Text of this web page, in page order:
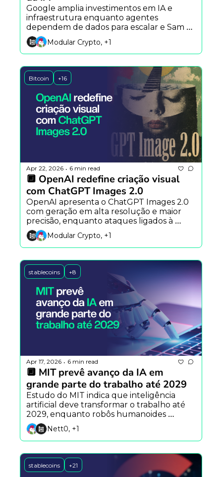
Google amplia investimentos em IA e
infraestrutura enquanto agentes
dependem de dados para escalar e Sam
Altman critica estratégia da Anthropic
sobre riscos da tecnologia.
Modular Crypto, +1
Bitcoin +16
Apr 22, 2026 • 6 min read
🔲 OpenAI redefine criação visual
com ChatGPT Images 2.0
OpenAI apresenta o ChatGPT Images 2.0
com geração em alta resolução e maior
precisão, enquanto ataques ligados à
Coreia do Norte expõem fragilidades no
DeFi. Modular Crypto, +1
stablecoins +8
Apr 17, 2026 • 6 min read
🔲 MIT prevê avanço da IA em
grande parte do trabalho até 2029
Estudo do MIT indica que inteligência
artificial deve transformar o trabalho até
2029, enquanto robôs humanoides
avançam e plataformas como X Money
pressionam o sistema financeiro
Nett0, +1
stablecoins +21